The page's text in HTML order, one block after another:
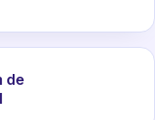
de